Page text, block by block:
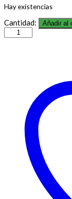
Hay existencias
Cantidad: Añadir al